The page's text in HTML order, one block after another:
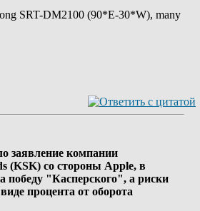
SRT-DM2100 (90*E-30*W), many
заявление компании
(KSK) со стороны Apple, в
победу "Касперского", а риски
процента от оборота